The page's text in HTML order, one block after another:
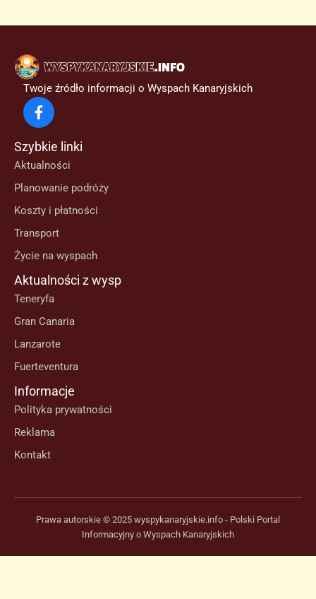
Twoje źródło informacji o Wyspach Kanaryjskich
Szybkie linki
Aktualności
Planowanie podróży
Koszty i płatności
Transport
Życie na wyspach
Aktualności z wysp
Teneryfa
Gran Canaria
Lanzarote
Fuerteventura
Informacje
Polityka prywatności
Reklama
Kontakt
Prawa autorskie © 2025 wyspykanaryjskie.info - Polski Portal
Informacyjny o Wyspach Kanaryjskich